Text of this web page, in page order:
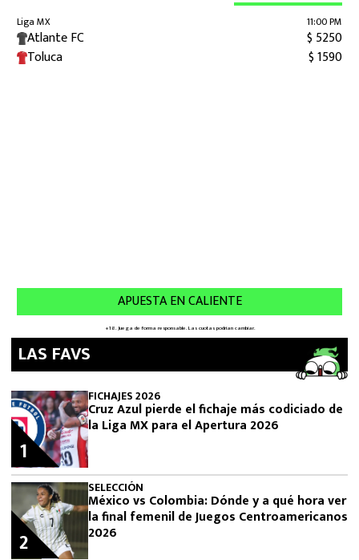
LAS FAVS
FICHAJES 2026
Cruz Azul pierde el fichaje más codiciado de
la Liga MX para el Apertura 2026
1
SELECCIÓN
México vs Colombia: Dónde y a qué hora ver
la final femenil de Juegos Centroamericanos
2026
2